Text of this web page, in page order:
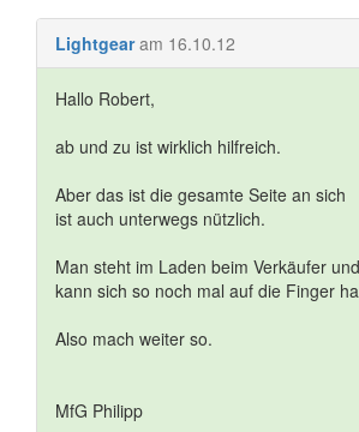
Lightgear am 16.10.12
Hallo Robert,
ab und zu ist wirklich hilfreich.
Aber das ist die gesamte Seite an sich
ist auch unterwegs nützlich.
Man steht im Laden beim Verkäufer und
kann sich so noch mal auf die Finger
Also mach weiter so.
MfG Philipp